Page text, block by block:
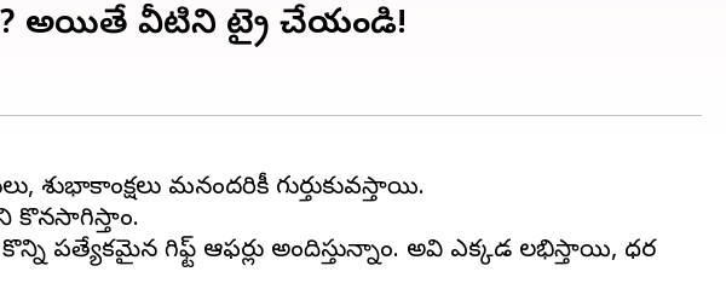
అయితే వీటిని ట్రై చేయండి!
మనందరికీ గుర్తుకువస్తాయి.
కొనసాగిస్తాం.
ప్రత్యేకమైన గిఫ్ట్‌ ఆఫర్లు అందిస్తున్నాం. అవి ఎక్కడ లభిస్తాయి, ధర